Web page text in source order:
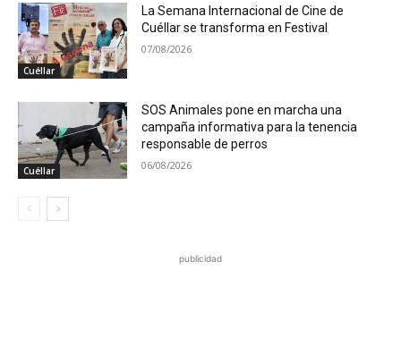
Cuéllar
La Semana Internacional de Cine de
Cuéllar se transforma en Festival
07/08/2026
Cuéllar
SOS Animales pone en marcha una
campaña informativa para la tenencia
responsable de perros
06/08/2026
publicidad